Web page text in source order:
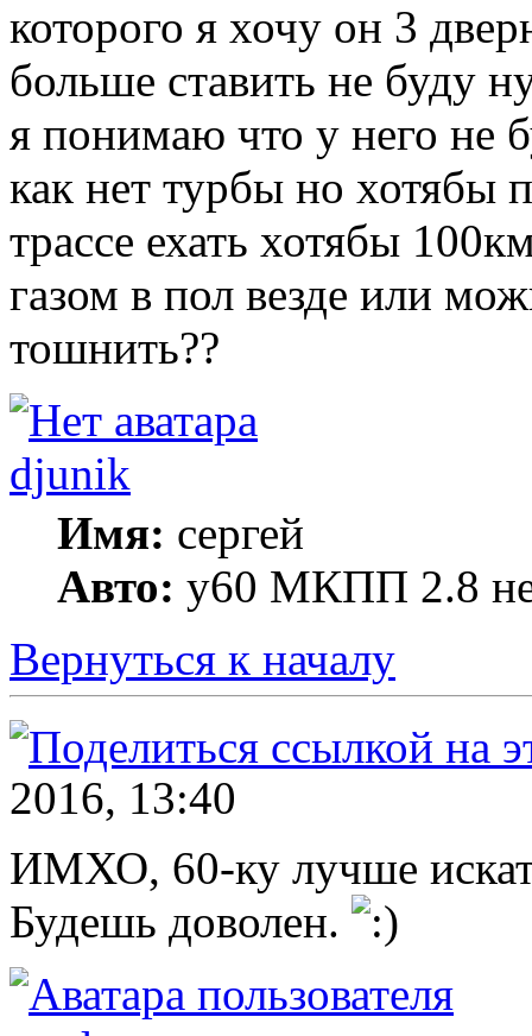
которого я хочу он 3
больше ставить не буду
я понимаю что у него не
как нет турбы но хотябы
трассе ехать хотябы
газом в пол везде или
тошнить??
djunik
Имя: сергей
Авто: y60 МКПП 2.8
Вернуться к началу
2016, 13:40
ИМХО, 60-ку лучше
Будешь доволен.